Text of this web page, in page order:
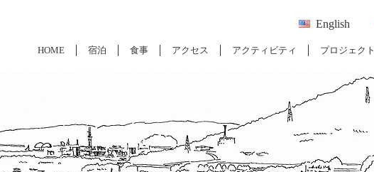
English
HOME 宿泊 食事 アクセス アクティビティ プロジェクト